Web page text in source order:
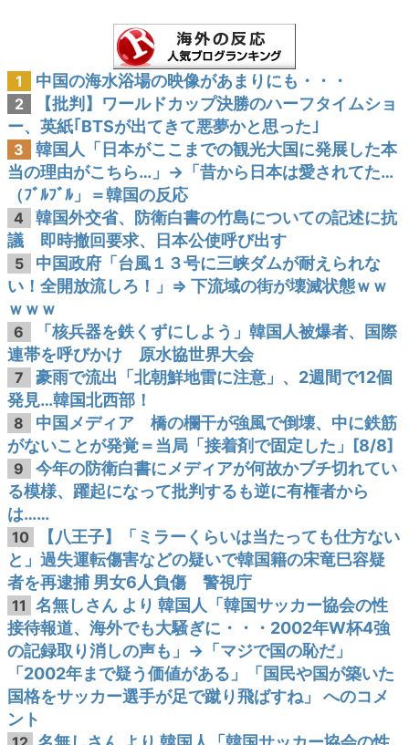
1 中国の海水浴場の映像があまりにも・・・
2
【批判】ワールドカップ決勝のハーフタイムショ
ー、英紙｢BTSが出てきて悪夢かと思った｣
3
韓国人「日本がここまでの観光大国に発展した本
当の理由がこちら…」→「昔から日本は愛されてた…
（ﾌﾞﾙﾌﾞﾙ」＝韓国の反応
4
韓国外交省、防衛白書の竹島についての記述に抗
議 即時撤回要求、日本公使呼び出す
5
中国政府「台風１３号に三峡ダムが耐えられな
い！全開放流しろ！」⇒ 下流域の街が壊滅状態ｗｗ
ｗｗｗ
6
「核兵器を鉄くずにしよう」韓国人被爆者、国際
連帯を呼びかけ 原水協世界大会
7
豪雨で流出「北朝鮮地雷に注意」、2週間で12個
発見…韓国北西部！
8
中国メディア 橋の欄干が強風で倒壊、中に鉄筋
がないことが発覚＝当局「接着剤で固定した」[8/8]
9
今年の防衛白書にメディアが何故かブチ切れてい
る模様、躍起になって批判するも逆に有権者から
は……
10
【八王子】「ミラーくらいは当たっても仕方ない
と」過失運転傷害などの疑いで韓国籍の宋竜巳容疑
者を再逮捕 男女6人負傷 警視庁
11
名無しさん より 韓国人「韓国サッカー協会の性
接待報道、海外でも大騒ぎに・・・2002年W杯4強
の記録取り消しの声も」→「マジで国の恥だ」
「2002年まで疑う価値がある」「国民や国が築いた
国格をサッカー選手が足で蹴り飛ばすね」 へのコメ
ント